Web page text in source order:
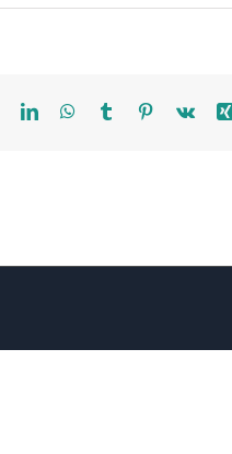
LinkedInWhatsApp
Tumblr Pinterest
Vk